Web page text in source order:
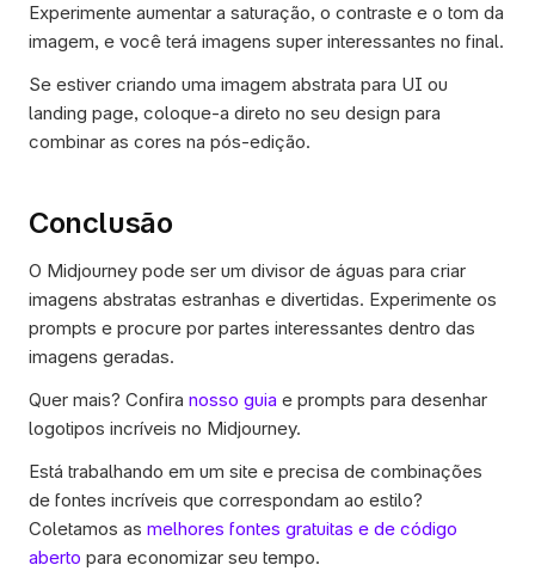
Experimente aumentar a saturação, o contraste e o tom da
imagem, e você terá imagens super interessantes no final.
Se estiver criando uma imagem abstrata para UI ou
landing page, coloque-a direto no seu design para
combinar as cores na pós-edição.
Conclusão
O Midjourney pode ser um divisor de águas para criar
imagens abstratas estranhas e divertidas. Experimente os
prompts e procure por partes interessantes dentro das
imagens geradas.
Quer mais? Confira nosso guia e prompts para desenhar
logotipos incríveis no Midjourney.
Está trabalhando em um site e precisa de combinações
de fontes incríveis que correspondam ao estilo?
Coletamos as melhores fontes gratuitas e de código
aberto para economizar seu tempo.